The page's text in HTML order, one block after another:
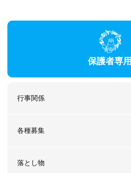
保護者専用
行事関係
各種募集
落とし物